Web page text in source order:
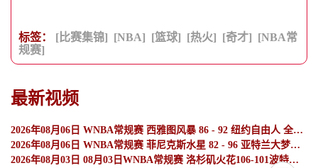
标签： [比赛集锦] [NBA] [篮球] [热火] [奇才] [NBA常
规赛]
最新视频
2026年08月06日 WNBA常规赛 西雅图风暴 86 - 92 纽约自由人 全场集锦
2026年08月06日 WNBA常规赛 菲尼克斯水星 82 - 96 亚特兰大梦想 全场集锦
2026年08月03日 08月03日WNBA常规赛 洛杉矶火花106-101波特兰火焰 全场集锦